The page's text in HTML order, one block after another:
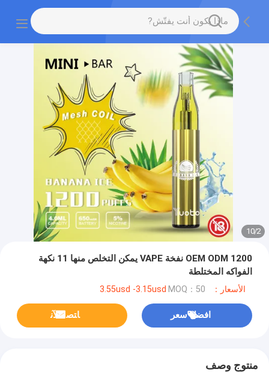
2
/
10
OEM ODM 1200 نفخة VAPE يمكن التخلص منها 11 نكهة
الفواكه المختلطة
الأسعار：3.55usd -3.15usd MOQ：50
افضل سعر ﺎﺘﺼﻟ ﺍﻶﻧ
منتوج وصف